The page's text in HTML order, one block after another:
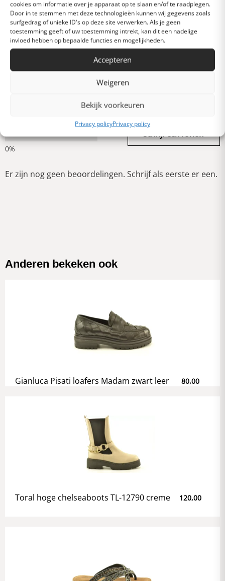
cookies om informatie over je apparaat op te slaan en/of te raadplegen.
Door in te stemmen met deze technologieën kunnen wij gegevens zoals
surfgedrag of unieke ID's op deze site verwerken. Als je geen
toestemming geeft of uw toestemming intrekt, kan dit een nadelige
invloed hebben op bepaalde functies en mogelijkheden.
Accepteren
Weigeren
Bekijk voorkeuren
Privacy policyPrivacy policy
Heel goed
Er zijn nog geen beoordelingen. Schrijf als eerste er een.
Anderen bekeken ook
Gianluca Pisati loafers Madam zwart leer 80,00
Toral hoge chelseaboots TL-12790 creme 120,00